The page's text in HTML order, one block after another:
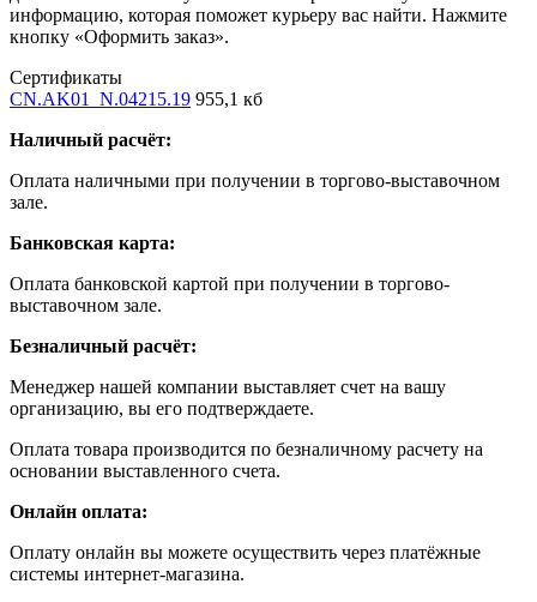
информацию, которая поможет курьеру вас найти. Нажмите
кнопку «Оформить заказ».
Сертификаты
CN.AK01_N.04215.19 955,1 кб
Наличный расчёт:
Оплата наличными при получении в торгово-выставочном
зале.
Банковская карта:
Оплата банковской картой при получении в торгово-
выставочном зале.
Безналичный расчёт:
Менеджер нашей компании выставляет счет на вашу
организацию, вы его подтверждаете.
Оплата товара производится по безналичному расчету на
основании выставленного счета.
Онлайн оплата:
Оплату онлайн вы можете осуществить через платёжные
системы интернет-магазина.